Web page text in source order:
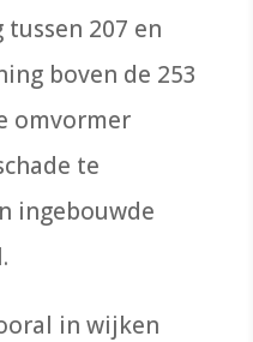
207 en
boven de 253
omvormer
te
ingebouwde
in wijken